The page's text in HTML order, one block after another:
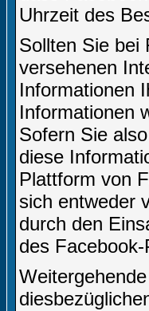
Uhrzeit des
Sollten Sie bei
versehenen
Informationen
Informationen
Sofern Sie
diese
Plattform von
sich entweder
durch den
des